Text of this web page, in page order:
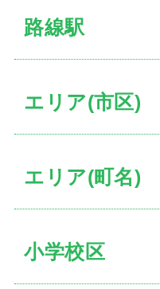
路線駅
エリア(市区)
エリア(町名)
小学校区